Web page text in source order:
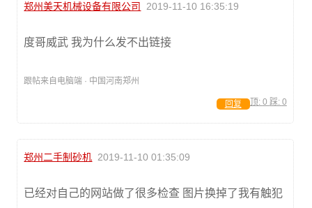
郑州美天机械设备有限公司 2019-11-10 16:35:19
度哥威武 我为什么发不出链接
跟帖来自电脑端 · 中国河南郑州
顶: 0 踩: 0
回复
郑州二手制砂机 2019-11-10 01:35:09
已经对自己的网站做了很多检查 图片换掉了我有触犯